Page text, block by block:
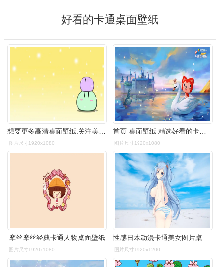
好看的卡通桌面壁纸
图片尺寸1920x1080 图片尺寸1920x1080
摩丝摩丝经典卡通人物桌面壁纸
图片尺寸1920x1080
性感日本动漫卡通美女图片桌面壁纸
图片尺寸1920x1200